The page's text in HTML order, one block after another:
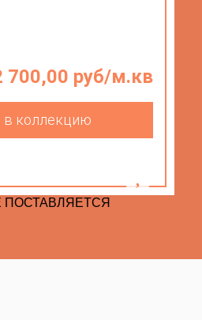
ПОСТАВЛЯЕТСЯ
700,00 руб/м.кв
в коллекцию